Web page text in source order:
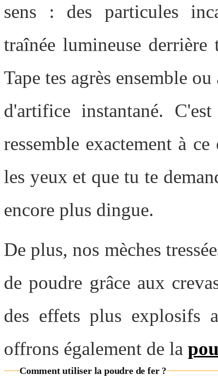
sens : des particules
traînée lumineuse
Tape tes agrès ensemble
d'artifice instantané.
ressemble exactement à
les yeux et que tu te
encore plus dingue.
De plus, nos mèches
de poudre grâce aux
des effets plus explosifs
offrons également de la
Comment utiliser la poudre de fer ?